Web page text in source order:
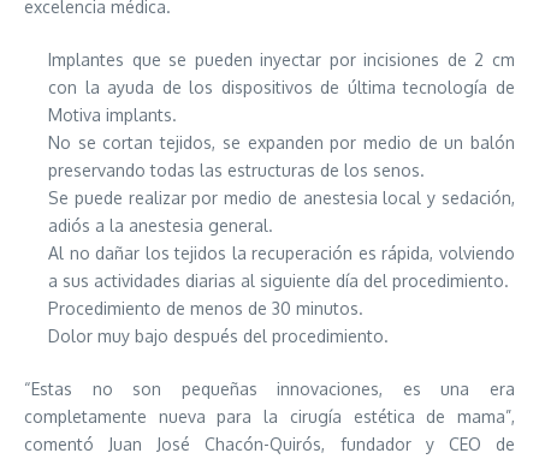
excelencia médica.
Implantes que se pueden inyectar por incisiones de 2 cm
con la ayuda de los dispositivos de última tecnología de
Motiva implants.
No se cortan tejidos, se expanden por medio de un balón
preservando todas las estructuras de los senos.
Se puede realizar por medio de anestesia local y sedación,
adiós a la anestesia general.
Al no dañar los tejidos la recuperación es rápida, volviendo
a sus actividades diarias al siguiente día del procedimiento.
Procedimiento de menos de 30 minutos.
Dolor muy bajo después del procedimiento.
“Estas no son pequeñas innovaciones, es una era
completamente nueva para la cirugía estética de mama”,
comentó Juan José Chacón-Quirós, fundador y CEO de